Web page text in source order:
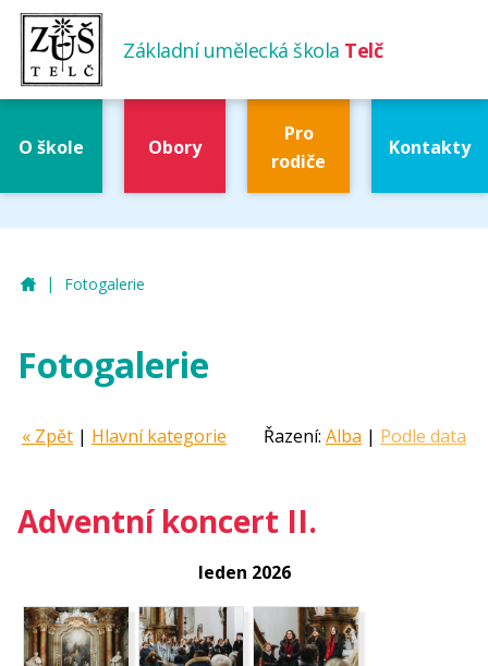
Základní umělecká škola Telč
O škole Obory
Pro
rodiče
Kontakty
ZUŠ Telč
| Fotogalerie
Fotogalerie
Řazení: Alba | Podle data
« Zpět | Hlavní kategorie
Adventní koncert II.
leden 2026